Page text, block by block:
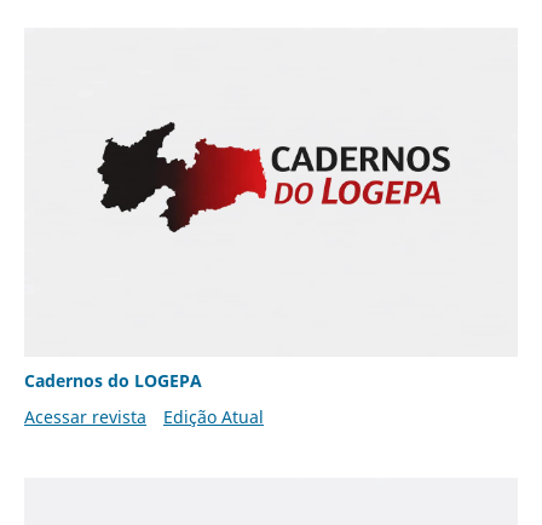
Cadernos do LOGEPA
Acessar revista
Edição Atual